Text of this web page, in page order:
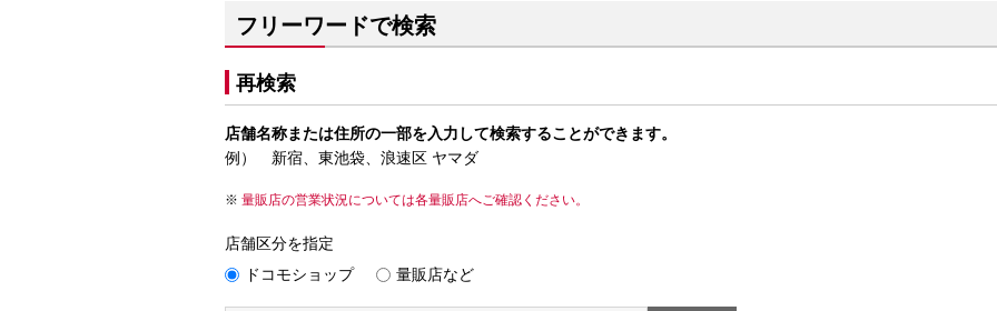
フリーワードで検索
再検索
店舗名称または住所の一部を入力して検索することができます。
例） 新宿、東池袋、浪速区 ヤマダ
量販店の営業状況については各量販店へご確認ください。
店舗区分を指定
ドコモショップ
量販店など